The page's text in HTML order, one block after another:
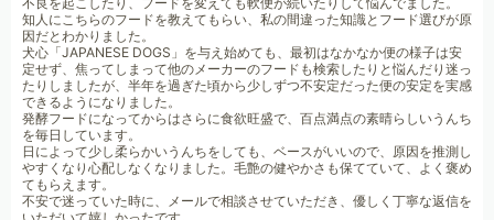
知人にこちらのフードを教えてもらい、私の間違った知識とフード選びが原
因だとわかりました。
犬心「JAPANESE DOGS」を与え始めても、最初はなかなか便の様子は安
定せず、焦ってしまって他のメーカーのフードも検索したりと悩んだり迷っ
たりしましたが、半年を過ぎた頃から少しずつ不安定だった便の安定を実感
できるようになりました。
発酵フードになってからはさらに食欲旺盛で、百点満点の素晴らしいうんち
を毎日しています。
日によって少し柔らかいうんちをしても、ベースがいいので、原因を推測し
やすくなり心配しなくなりました。毛艶の健やかさも保てていて、よく褒め
てもらえます。
不安で迷っていた時に、メールで相談させていただき、優しく丁寧な返信を